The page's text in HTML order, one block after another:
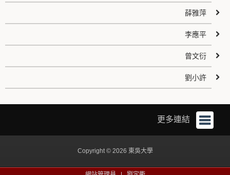
薛雅萍
李應平
曾文衍
劉小許
更多連結
Copyright © 2026 東吳大學